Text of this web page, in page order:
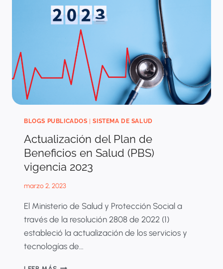
SER
APROBADA
LA
REFORMA?
BLOGS PUBLICADOS |SISTEMA DE SALUD
Actualización del Plan de
Beneficios en Salud (PBS)
vigencia 2023
marzo 2, 2023
El Ministerio de Salud y Protección Social a
través de la resolución 2808 de 2022 (1)
estableció la actualización de los servicios y
tecnologías de…
ACTUALIZACIÓN